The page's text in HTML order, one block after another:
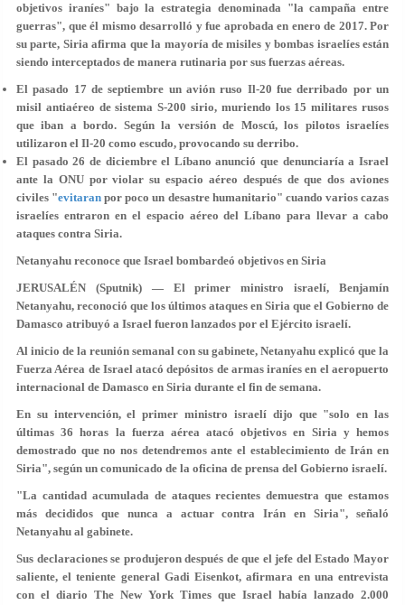
objetivos iraníes" bajo la estrategia denominada "la campaña entre
guerras", que él mismo desarrolló y fue aprobada en enero de 2017. Por
su parte, Siria afirma que la mayoría de misiles y bombas israelíes están
siendo interceptados de manera rutinaria por sus fuerzas aéreas.
El pasado 17 de septiembre un avión ruso Il-20 fue derribado por un
misil antiaéreo de sistema S-200 sirio, muriendo los 15 militares rusos
que iban a bordo. Según la versión de Moscú, los pilotos israelíes
utilizaron el Il-20 como escudo, provocando su derribo.
El pasado 26 de diciembre el Líbano anunció que denunciaría a Israel
ante la ONU por violar su espacio aéreo después de que dos aviones
civiles "evitaran por poco un desastre humanitario" cuando varios cazas
israelíes entraron en el espacio aéreo del Líbano para llevar a cabo
ataques contra Siria.
Netanyahu reconoce que Israel bombardeó objetivos en Siria
JERUSALÉN (Sputnik) — El primer ministro israelí, Benjamín
Netanyahu, reconoció que los últimos ataques en Siria que el Gobierno de
Damasco atribuyó a Israel fueron lanzados por el Ejército israelí.
Al inicio de la reunión semanal con su gabinete, Netanyahu explicó que la
Fuerza Aérea de Israel atacó depósitos de armas iraníes en el aeropuerto
internacional de Damasco en Siria durante el fin de semana.
En su intervención, el primer ministro israelí dijo que "solo en las
últimas 36 horas la fuerza aérea atacó objetivos en Siria y hemos
demostrado que no nos detendremos ante el establecimiento de Irán en
Siria", según un comunicado de la oficina de prensa del Gobierno israelí.
"La cantidad acumulada de ataques recientes demuestra que estamos
más decididos que nunca a actuar contra Irán en Siria", señaló
Netanyahu al gabinete.
Sus declaraciones se produjeron después de que el jefe del Estado Mayor
saliente, el teniente general Gadi Eisenkot, afirmara en una entrevista
con el diario The New York Times que Israel había lanzado 2.000